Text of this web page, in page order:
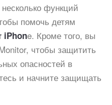
функций
помочь детям
iPhone. Кроме того, вы
чтобы защитить
опасностей в
и начните защищать